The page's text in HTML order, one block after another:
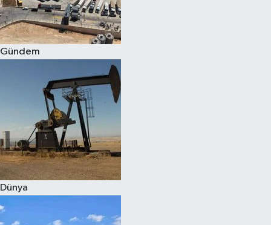
Gündem
Dünya
Spor
Burç Yorumları
Çocuk
Eğitim
Hava Durumu
Kadın